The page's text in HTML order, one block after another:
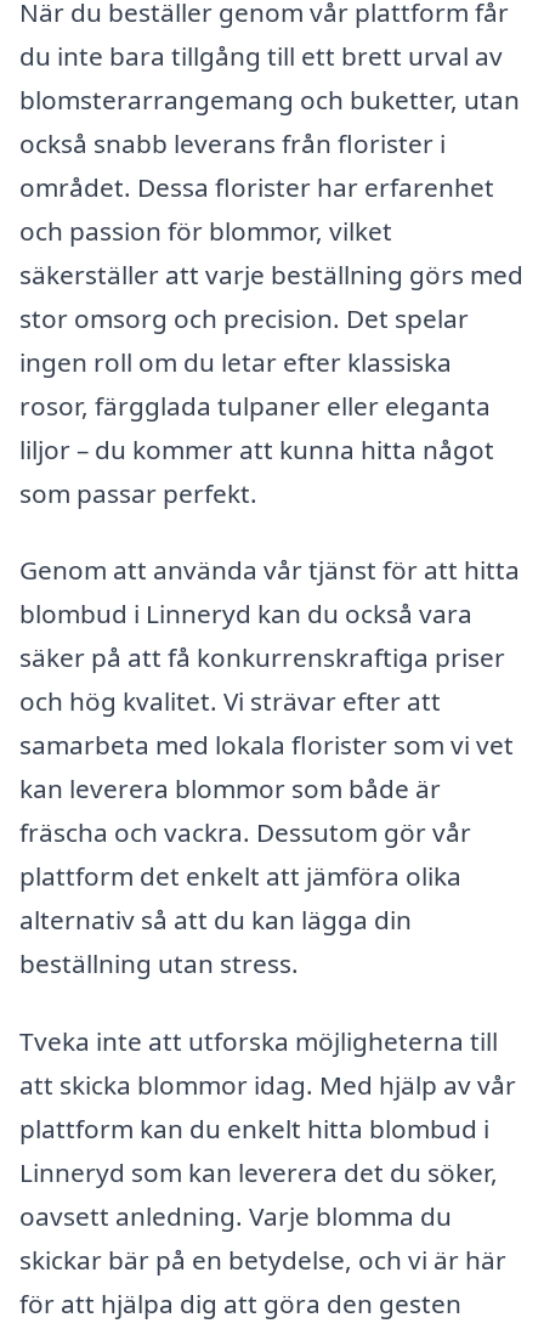
När du beställer genom vår plattform får
du inte bara tillgång till ett brett urval av
blomsterarrangemang och buketter, utan
också snabb leverans från florister i
området. Dessa florister har erfarenhet
och passion för blommor, vilket
säkerställer att varje beställning görs med
stor omsorg och precision. Det spelar
ingen roll om du letar efter klassiska
rosor, färgglada tulpaner eller eleganta
liljor – du kommer att kunna hitta något
som passar perfekt.
Genom att använda vår tjänst för att hitta
blombud i Linneryd kan du också vara
säker på att få konkurrenskraftiga priser
och hög kvalitet. Vi strävar efter att
samarbeta med lokala florister som vi vet
kan leverera blommor som både är
fräscha och vackra. Dessutom gör vår
plattform det enkelt att jämföra olika
alternativ så att du kan lägga din
beställning utan stress.
Tveka inte att utforska möjligheterna till
att skicka blommor idag. Med hjälp av vår
plattform kan du enkelt hitta blombud i
Linneryd som kan leverera det du söker,
oavsett anledning. Varje blomma du
skickar bär på en betydelse, och vi är här
för att hjälpa dig att göra den gesten